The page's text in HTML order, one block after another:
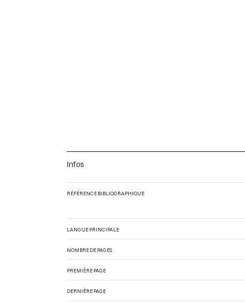
Infos
RÉFÉRENCE BIBLIOGRAPHIQUE
LANGUE PRINCIPALE
NOMBRE DE PAGES
PREMIÈRE PAGE
DERNIÈRE PAGE